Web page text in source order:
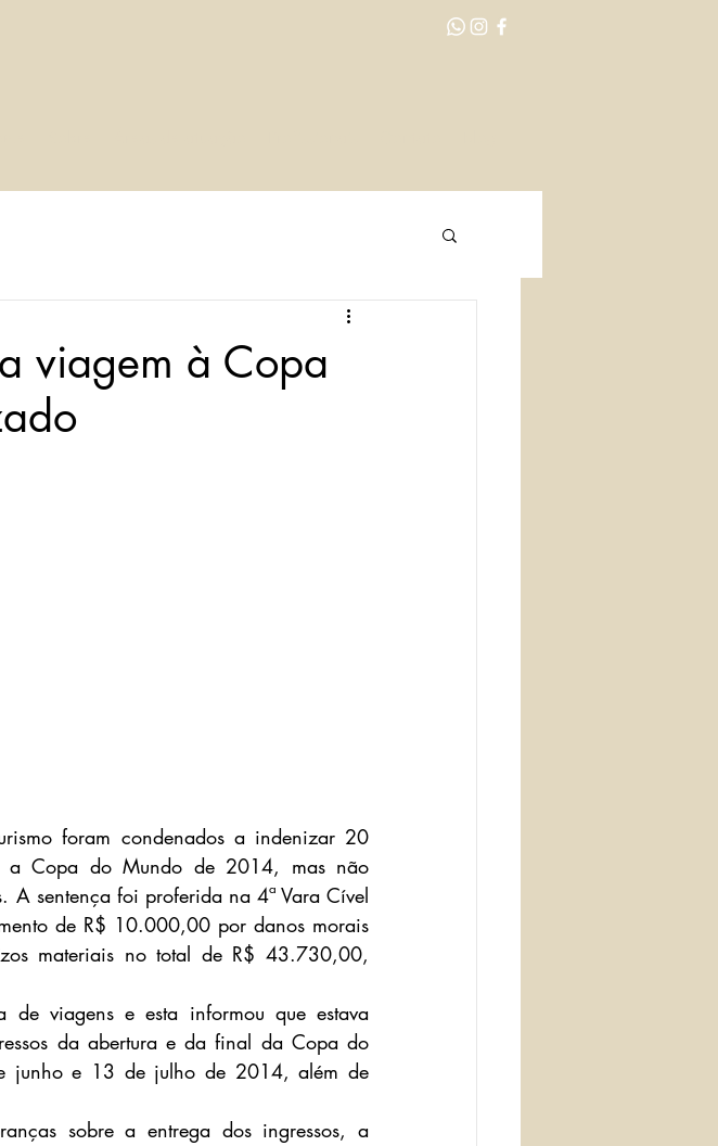
viagem à Copa
foram condenados a indenizar 20
a Copa do Mundo de 2014, mas não
A sentença foi proferida na 4ª Vara Cível
de R$ 10.000,00 por danos morais
materiais no total de R$ 43.730,00,
de viagens e esta informou que estava
da abertura e da final da Copa do
junho e 13 de julho de 2014, além de
sobre a entrega dos ingressos, a